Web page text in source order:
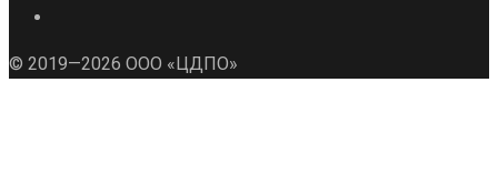
© 2019—2026 ООО «ЦДПО»